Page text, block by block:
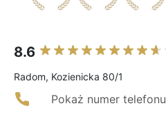
8.6
Radom, Kozienicka 80/1
Pokaż numer telefonu